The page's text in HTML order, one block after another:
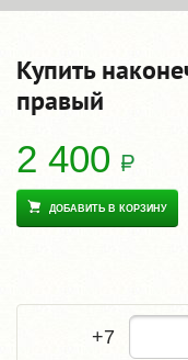
Купить
правый
2 400
ДОБАВИТЬ В КОРЗИНУ
+7